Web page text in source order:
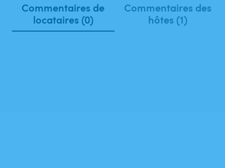
Commentaires de
locataires (0)
Commentaires des
hôtes (1)